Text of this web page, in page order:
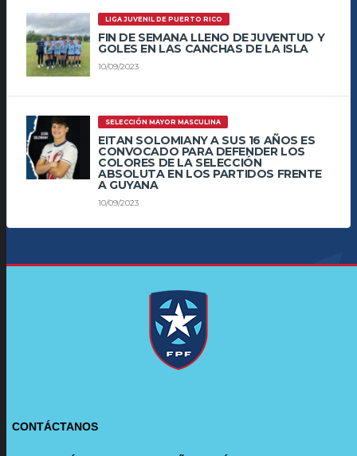
LIGA JUVENIL DE PUERTO RICO
FIN DE SEMANA LLENO DE JUVENTUD Y
GOLES EN LAS CANCHAS DE LA ISLA
10/09/2023
SELECCIÓN MAYOR MASCULINA
EITAN SOLOMIANY A SUS 16 AÑOS ES
CONVOCADO PARA DEFENDER LOS
COLORES DE LA SELECCIÓN
ABSOLUTA EN LOS PARTIDOS FRENTE
A GUYANA
10/09/2023
CONTÁCTANOS